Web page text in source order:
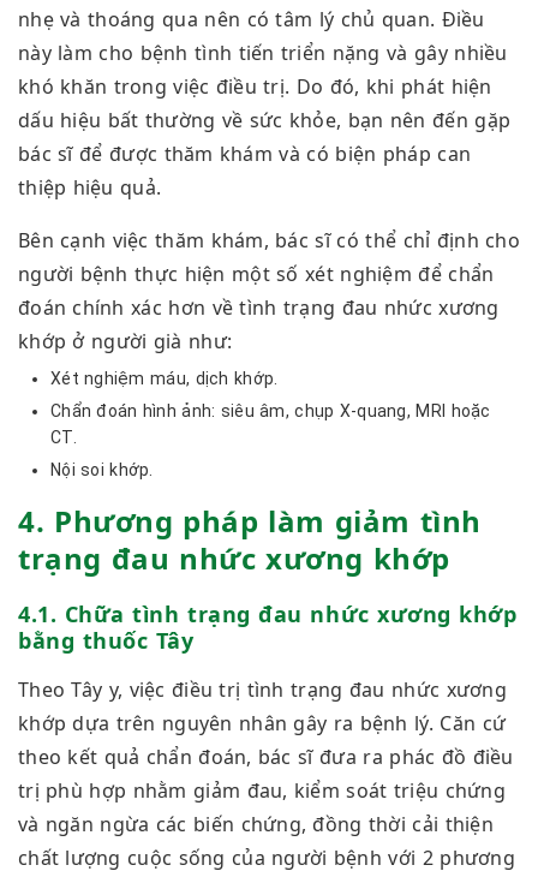
nhẹ và thoáng qua nên có tâm lý chủ quan. Điều
này làm cho bệnh tình tiến triển nặng và gây nhiều
khó khăn trong việc điều trị. Do đó, khi phát hiện
dấu hiệu bất thường về sức khỏe, bạn nên đến gặp
bác sĩ để được thăm khám và có biện pháp can
thiệp hiệu quả.
Bên cạnh việc thăm khám, bác sĩ có thể chỉ định cho
người bệnh thực hiện một số xét nghiệm để chẩn
đoán chính xác hơn về tình trạng đau nhức xương
khớp ở người già như:
Xét nghiệm máu, dịch khớp.
Chẩn đoán hình ảnh: siêu âm, chụp X-quang, MRI hoặc
CT.
Nội soi khớp.
4. Phương pháp làm giảm tình
trạng đau nhức xương khớp
4.1. Chữa tình trạng đau nhức xương khớp
bằng thuốc Tây
Theo Tây y, việc điều trị tình trạng đau nhức xương
khớp dựa trên nguyên nhân gây ra bệnh lý. Căn cứ
theo kết quả chẩn đoán, bác sĩ đưa ra phác đồ điều
trị phù hợp nhằm giảm đau, kiểm soát triệu chứng
và ngăn ngừa các biến chứng, đồng thời cải thiện
chất lượng cuộc sống của người bệnh với 2 phương